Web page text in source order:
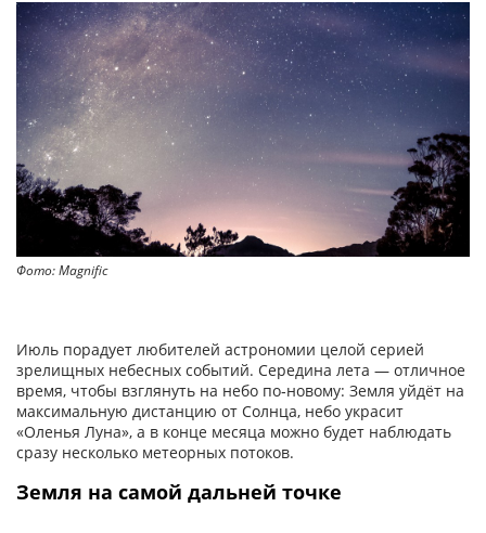
Фото: Magnific
Июль порадует любителей астрономии целой серией
зрелищных небесных событий. Середина лета — отличное
время, чтобы взглянуть на небо по‑новому: Земля уйдёт на
максимальную дистанцию от Солнца, небо украсит
«Оленья Луна», а в конце месяца можно будет наблюдать
сразу несколько метеорных потоков.
Земля на самой дальней точке